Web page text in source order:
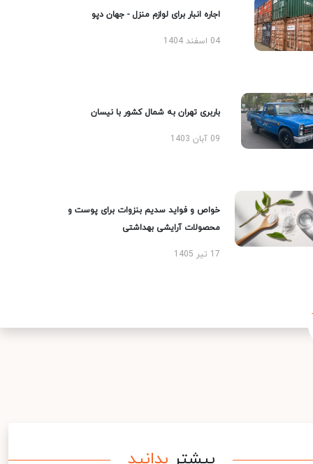
اجاره انبار برای لوازم منزل - جهان دپو
04 اسفند 1404
باربری تهران به شمال کشور با نیسان
09 آبان 1403
خواص و فواید سدیم بنزوات برای پوست و
محصولات آرایشی بهداشتی
17 تیر 1405